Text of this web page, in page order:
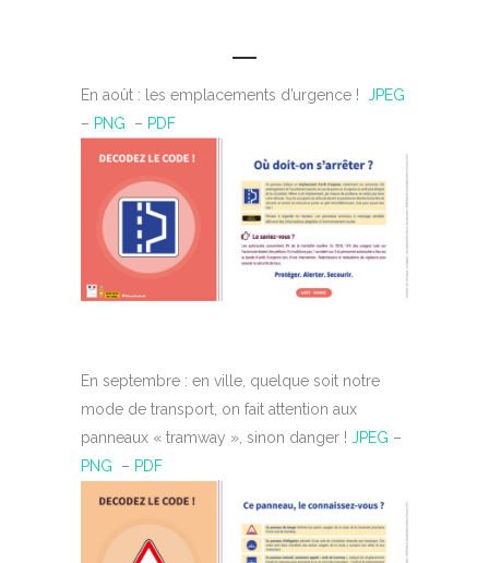
En août : les emplacements d’urgence ! JPEG
– PNG – PDF
En septembre : en ville, quelque soit notre
mode de transport, on fait attention aux
panneaux « tramway », sinon danger ! JPEG –
PNG – PDF